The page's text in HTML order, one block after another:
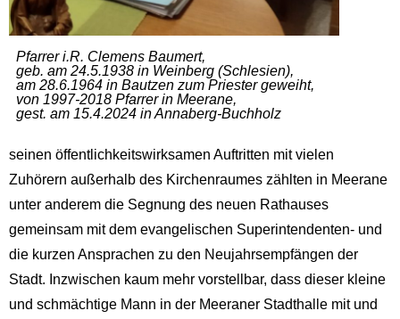
Pfarrer i.R. Clemens Baumert,
geb. am 24.5.1938 in Weinberg (Schlesien),
am 28.6.1964 in Bautzen zum Priester geweiht,
von 1997-2018 Pfarrer in Meerane,
gest. am 15.4.2024 in Annaberg-Buchholz
seinen öffentlichkeitswirksamen Auftritten mit vielen
Zuhörern außerhalb des Kirchenraumes zählten in Meerane
unter anderem die Segnung des neuen Rathauses
gemeinsam mit dem evangelischen Superintendenten- und
die kurzen Ansprachen zu den Neujahrsempfängen der
Stadt. Inzwischen kaum mehr vorstellbar, dass dieser kleine
und schmächtige Mann in der Meeraner Stadthalle mit und